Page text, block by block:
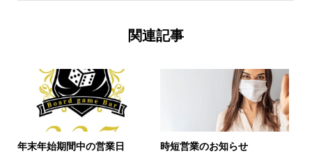
関連記事
年末年始期間中の営業日 時短営業のお知らせ